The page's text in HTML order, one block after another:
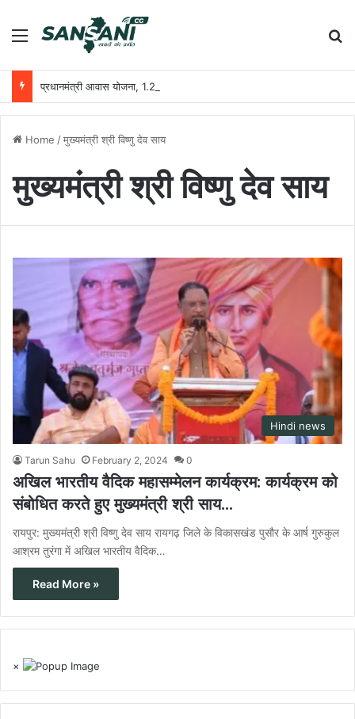
Menu
Home /मुख्यमंत्री श्री विष्णु देव साय
मुख्यमंत्री श्री विष्णु देव साय
Hindi news
Tarun Sahu February 2, 2024 0
अखिल भारतीय वैदिक महासम्मेलन कार्यक्रम: कार्यक्रम को
संबोधित करते हुए मुख्यमंत्री श्री साय…
रायपुर: मुख्यमंत्री श्री विष्णु देव साय रायगढ़ जिले के विकासखंड पुसौर के आर्ष गुरुकुल
आश्रम तुरंगा में अखिल भारतीय वैदिक…
Read More »
×